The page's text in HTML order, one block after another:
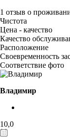
1 отзыв о
Чистота
Цена - качество
Качество
Расположение
Своевременность
Соответствие фото
Владимир
10,0